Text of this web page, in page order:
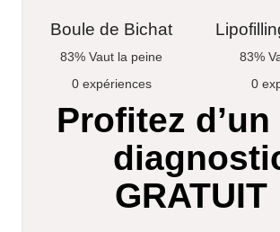
Boule de Bichat
83% Vaut la peine
0 expériences
83%
0
Profitez d’un
GRATUIT